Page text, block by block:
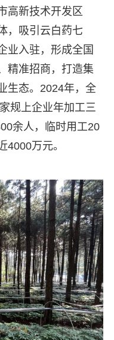
高新技术开发区
，吸引云白药七
业入驻，形成全国
精准招商，打造集
生态。2024年，全
规上企业年加工三
余人，临时用工20
4000万元。